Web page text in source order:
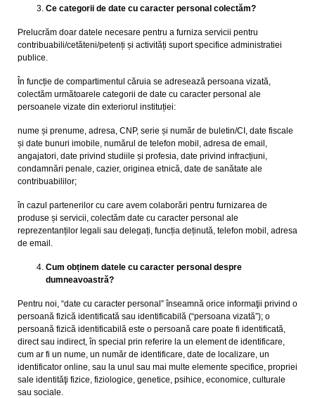
Ce categorii de date cu caracter personal colectăm?
Prelucrăm doar datele necesare pentru a furniza servicii pentru
contribuabili/cetăteni/petenți și activități suport specifice administratiei
publice.
În funcție de compartimentul căruia se adresează persoana vizată,
colectăm următoarele categorii de date cu caracter personal ale
persoanele vizate din exteriorul instituției:
nume și prenume, adresa, CNP, serie și număr de buletin/CI, date fiscale
și date bunuri imobile, numărul de telefon mobil, adresa de email,
angajatori, date privind studiile și profesia, date privind infracțiuni,
condamnări penale, cazier, originea etnică, date de sanătate ale
contribuabililor;
în cazul partenerilor cu care avem colaborări pentru furnizarea de
produse și servicii, colectăm date cu caracter personal ale
reprezentanților legali sau delegați, funcția deținută, telefon mobil, adresa
de email.
Cum obținem datele cu caracter personal despre
dumneavoastră?
Pentru noi, “date cu caracter personal” înseamnă orice informaţii privind o
persoană fizică identificată sau identificabilă (“persoana vizată”); o
persoană fizică identificabilă este o persoană care poate fi identificată,
direct sau indirect, în special prin referire la un element de identificare,
cum ar fi un nume, un număr de identificare, date de localizare, un
identificator online, sau la unul sau mai multe elemente specifice, propriei
sale identităţi fizice, fiziologice, genetice, psihice, economice, culturale
sau sociale.